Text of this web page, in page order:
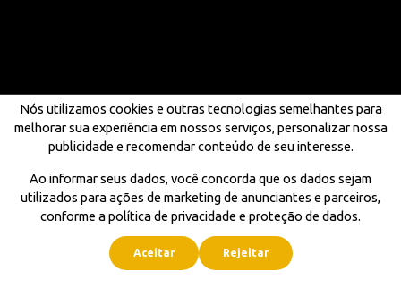
Nós utilizamos cookies e outras tecnologias semelhantes para
melhorar sua experiência em nossos serviços, personalizar nossa
publicidade e recomendar conteúdo de seu interesse.
Ao informar seus dados, você concorda que os dados sejam
utilizados para ações de marketing de anunciantes e parceiros,
conforme a política de privacidade e proteção de dados.
Aceitar Rejeitar